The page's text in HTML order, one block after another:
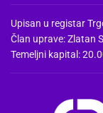
Upisan u registar
Član uprave: Zlatan
Temeljni kapital: